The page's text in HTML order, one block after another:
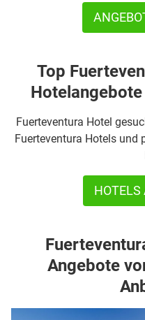
Top
Fuerteventura Hotel
Fuerteventura Hotels und
HOTELS
Angebote